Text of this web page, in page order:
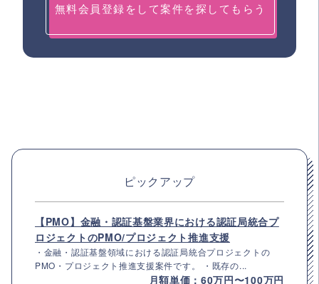
無料会員登録をして案件を探してもらう
ピックアップ
【PMO】金融・認証基盤業界における認証局統合プ
ロジェクトのPMO/プロジェクト推進支援
・金融・認証基盤領域における認証局統合プロジェクトの
PMO・プロジェクト推進支援案件です。 ・既存の...
月額単価：60万円〜100万円